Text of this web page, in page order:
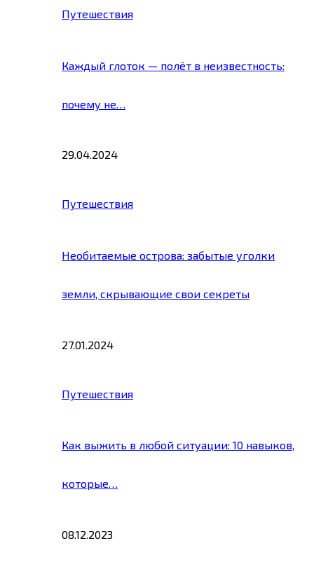
Путешествия
Каждый глоток — полёт в неизвестность:
почему не…
29.04.2024
Путешествия
Необитаемые острова: забытые уголки
земли, скрывающие свои секреты
27.01.2024
Путешествия
Как выжить в любой ситуации: 10 навыков,
которые…
08.12.2023